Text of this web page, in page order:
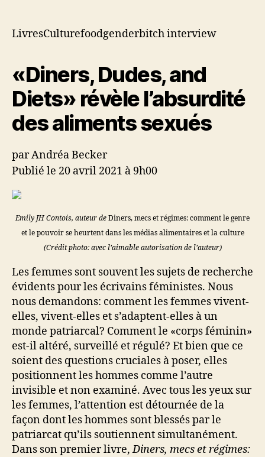
l’absurdité
sexués
LivresCulturefoodgenderbitch interview
«Diners, Dudes, and
Diets» révèle l’absurdité
des aliments sexués
par Andréa Becker
Publié le 20 avril 2021 à 9h00
Emily JH Contois, auteur de Diners, mecs et régimes: comment le genre
et le pouvoir se heurtent dans les médias alimentaires et la culture
(Crédit photo: avec l’aimable autorisation de l’auteur)
Les femmes sont souvent les sujets de recherche
évidents pour les écrivains féministes. Nous
nous demandons: comment les femmes vivent-
elles, vivent-elles et s’adaptent-elles à un
monde patriarcal? Comment le «corps féminin»
est-il altéré, surveillé et régulé? Et bien que ce
soient des questions cruciales à poser, elles
positionnent les hommes comme l’autre
invisible et non examiné. Avec tous les yeux sur
les femmes, l’attention est détournée de la
façon dont les hommes sont blessés par le
patriarcat qu’ils soutiennent simultanément.
Dans son premier livre,Diners, mecs et régimes: